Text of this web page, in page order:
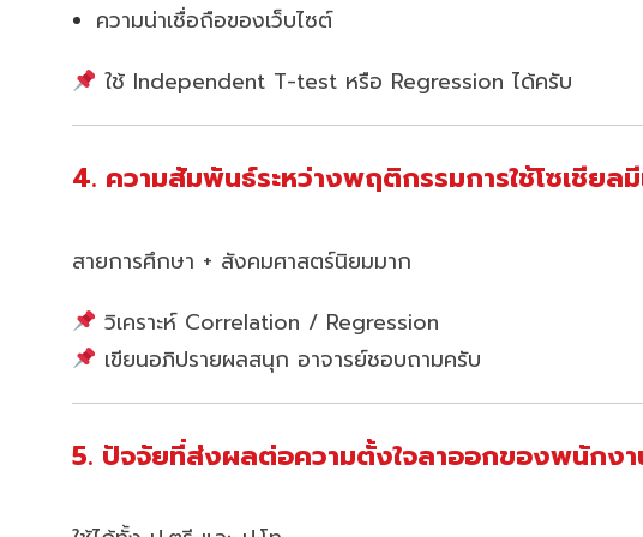
ความน่าเชื่อถือของเว็บไซต์
ใช้ Independent T-test หรือ Regression ได้ครับ
4. ความสัมพันธ์ระหว่างพฤติกรรมการใช้โซเชียล
สายการศึกษา + สังคมศาสตร์นิยมมาก
วิเคราะห์ Correlation / Regression
เขียนอภิปรายผลสนุก อาจารย์ชอบถามครับ
5. ปัจจัยที่ส่งผลต่อความตั้งใจลาออกของพนักง